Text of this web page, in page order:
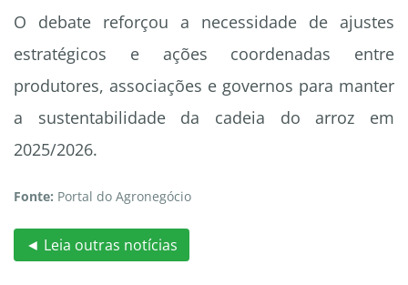
O debate reforçou a necessidade de ajustes
estratégicos e ações coordenadas entre
produtores, associações e governos para manter
a sustentabilidade da cadeia do arroz em
2025/2026.
Fonte: Portal do Agronegócio
◄ Leia outras notícias